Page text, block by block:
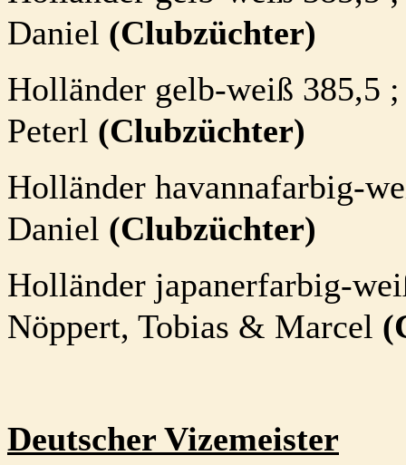
Daniel (Clubzüchter)
Holländer gelb-weiß 385,5
Peterl (Clubzüchter)
Holländer havannafarbig-
Daniel (Clubzüchter)
Holländer japanerfarbig-
Nöppert, Tobias & Marcel
Deutscher Vizemeister